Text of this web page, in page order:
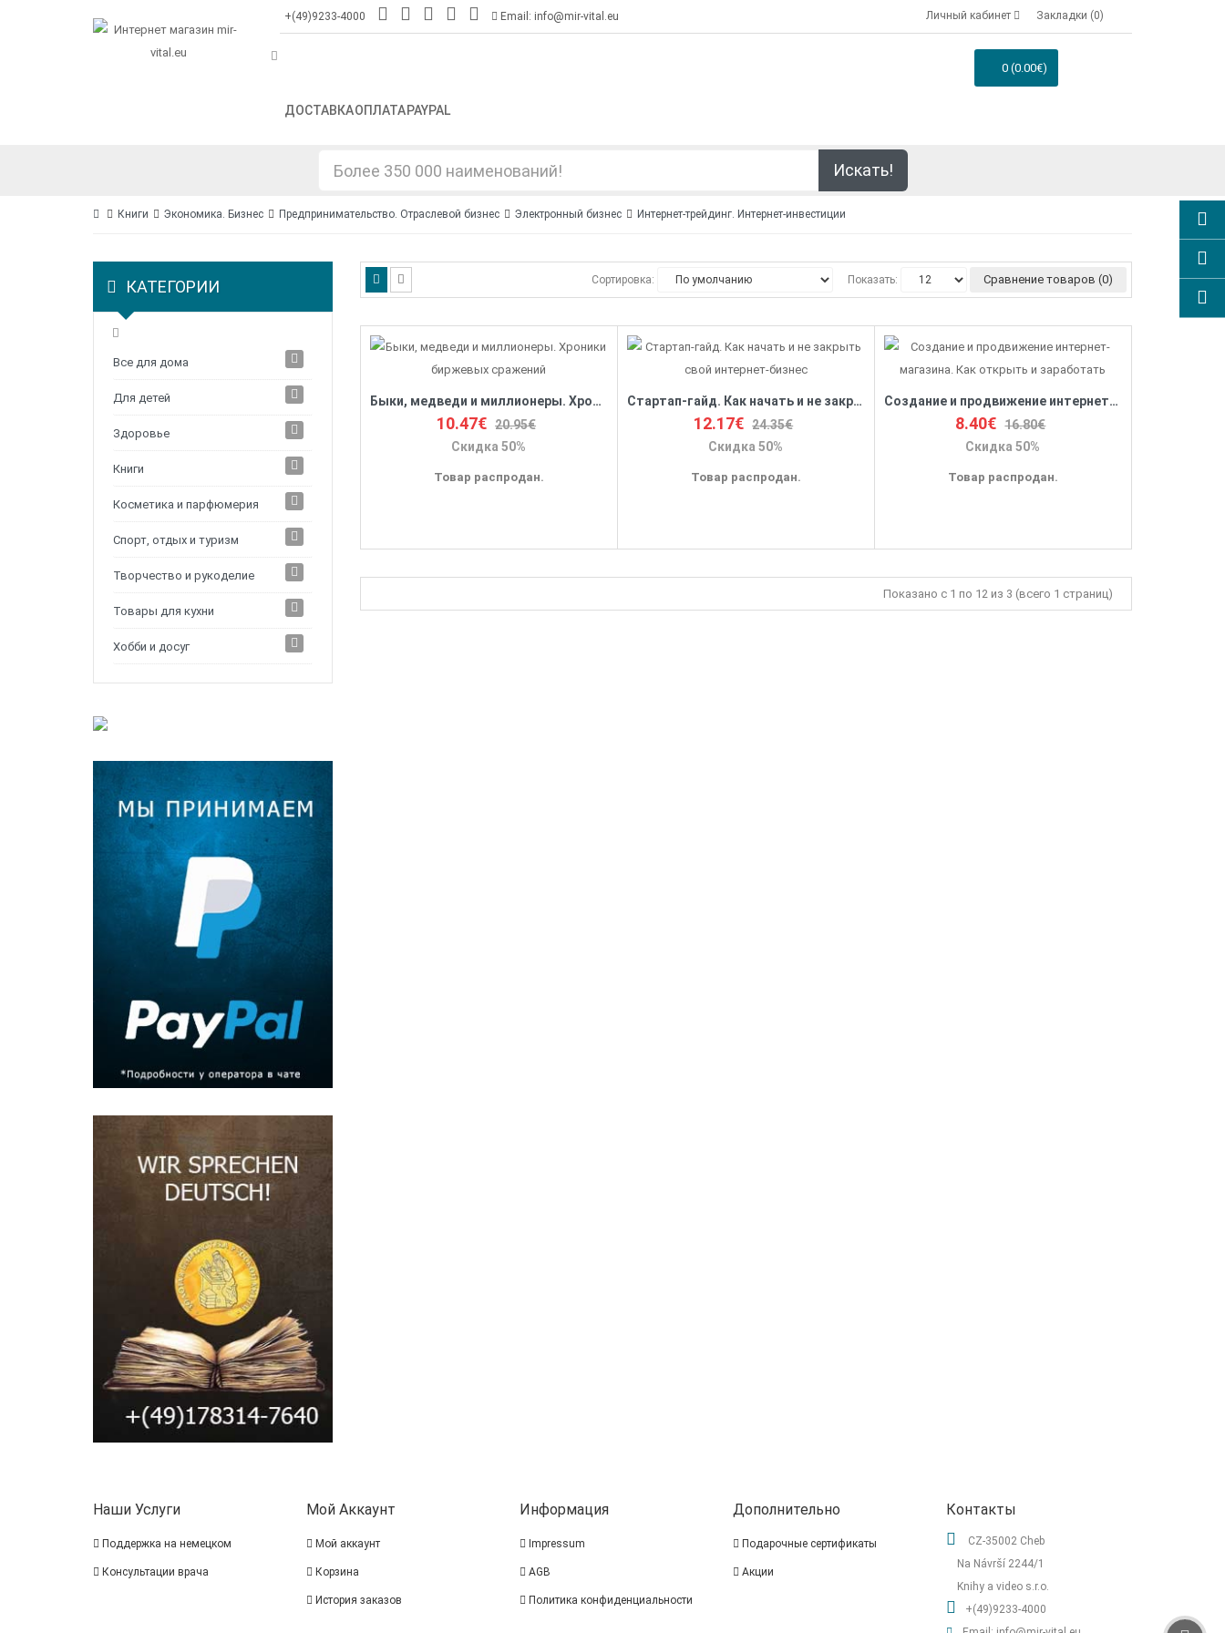
+(49)9233-4000 Email: info@mir-vital.eu Личный кабинет Закладки (0)
ДОСТАВКАОПЛАТАPAYPAL
0 (0.00€)
Искать!
Книги Экономика. Бизнес Предпринимательство. Отраслевой бизнес Электронный бизнес Интернет-трейдинг. Интернет-инвестиции
КАТЕГОРИИ
Все для дома
Для детей
Здоровье
Книги
Косметика и парфюмерия
Спорт, отдых и туризм
Творчество и рукоделие
Товары для кухни
Хобби и досуг
Сортировка: Показать: Сравнение товаров (0)
Быки, медведи и миллионеры. Хроники биржевых сражений
10.47€ 20.95€
Скидка 50%
Товар распродан.
Стартап-гайд. Как начать и не закрыть свой интернет-бизнес
12.17€ 24.35€
Скидка 50%
Товар распродан.
Создание и продвижение интернет-магазина. Как открыть и заработать
8.40€ 16.80€
Скидка 50%
Товар распродан.
Показано с 1 по 12 из 3 (всего 1 страниц)
Наши Услуги
Поддержка на немецком
Консультации врача
Мой Аккаунт
Мой аккаунт
Корзина
История заказов
Информация
Impressum
AGB
Политика конфиденциальности
Дополнительно
Подарочные сертификаты
Акции
Контакты
CZ-35002 Cheb
Na Návrší 2244/1
Knihy a video s.r.o.
+(49)9233-4000